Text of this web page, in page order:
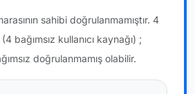
sahibi doğrulanmamıştır. 4
(4 bağımsız kullanıcı kaynağı) ;
doğrulanmamış olabilir.